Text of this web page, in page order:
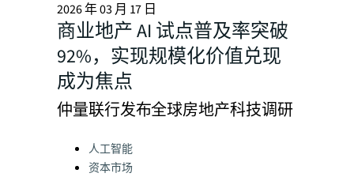
2026 年 03 月 17 日
商业地产 AI 试点普及率突破
92%，实现规模化价值兑现
成为焦点
仲量联行发布全球房地产科技调研
Categories:
人工智能
资本市场